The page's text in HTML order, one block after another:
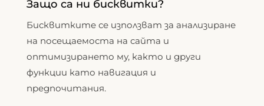
Защо са ни бисквитки?
Бисквитките се използват за анализиране
на посещаемоста на сайта и
оптимизирането му, както и други
функции като навигация и
предпочитания.